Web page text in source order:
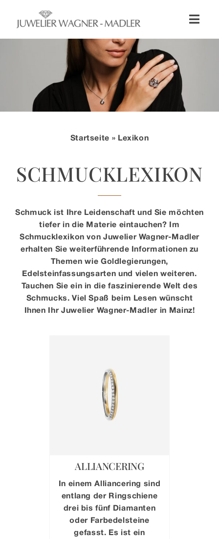
springen
Schmuck
Hochzeit
Service & Leistungen
Kontakt
Startseite » Lexikon
SCHMUCKLEXIKON
Schmuck ist Ihre Leidenschaft und Sie möchten
tiefer in die Materie eintauchen? Im
Schmucklexikon von Juwelier Wagner-Madler
erhalten Sie weiterführende Informationen zu
Themen wie Goldlegierungen,
Edelsteinfassungsarten und vielen weiteren.
Tauchen Sie ein in die faszinierende Welt des
Schmucks. Viel Spaß beim Lesen wünscht
Ihnen Ihr Juwelier Wagner-Madler in Mainz!
ALLIANCERING
In einem Alliancering sind
entlang der Ringschiene
drei bis fünf Diamanten
oder Farbedelsteine
gefasst. Es ist ein